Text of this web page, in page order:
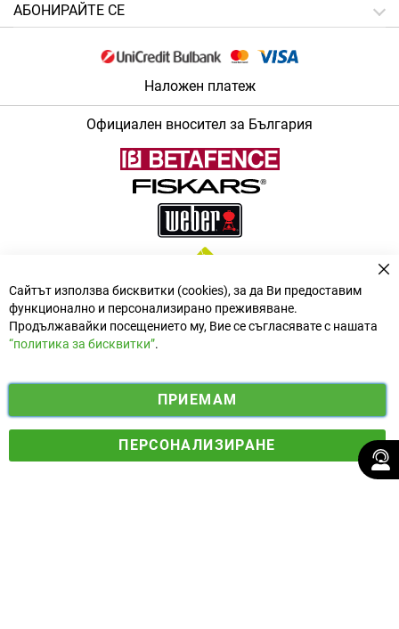
АБОНИРАЙТЕ СЕ
Наложен платеж
Официален вносител за България
© 2025 Ogradina.bg Всички права запазени. | Обменен курс:
f
a
i
n
s
y
o
u
Електронен магазин
Сайтът използва бисквитки (cookies), за да Ви предоставим
функционално и персонализирано преживяване.
Продължавайки посещението му, Вие се съгласявате с нашата
“политика за бисквитки”.
ПРИЕМАМ
ПЕРСОНАЛИЗИРАНЕ